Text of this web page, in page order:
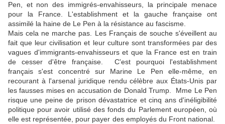
Pen, et non des immigrés-envahisseurs, la principale menace
pour la France. L'establishment et la gauche française ont
assimilé la haine de Le Pen à la résistance au fascisme.
Mais cela ne marche pas. Les Français de souche s'éveillent au
fait que leur civilisation et leur culture sont transformées par des
vagues d'immigrants-envahisseurs et que la France est en train
de cesser d'être française. C'est pourquoi l'establishment
français s'est concentré sur Marine Le Pen elle-même, en
recourant à l'arsenal juridique rendu célèbre aux États-Unis par
les fausses mises en accusation de Donald Trump. Mme Le Pen
risque une peine de prison dévastatrice et cinq ans d'inéligibilité
politique pour avoir utilisé des fonds du Parlement européen, où
elle est représentée, pour payer des employés du Front national.